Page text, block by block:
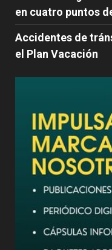
en cuatro puntos
Accidentes de
el Plan Vacación